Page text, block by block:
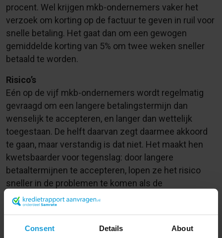
Consent Details About
procent. Wel krijgen mkb-ondernemers vaker het
verzoek om korting op de factuur te geven in ruil voor
snelle betaling. Het gaat dan om een gewogen
gemiddelde korting van 5% om twee weken sneller
betaald te worden.
Risico’s
Eén op de vijf mkb-ondernemers wordt regelmatig
gevraagd om een langere betalingstermijn dan
wenselijk te accepteren, en langer dan wettelijk
toegestaan. De helft daarvan zegt daarmee akkoord
te gaan, maar verstandig is dat niet. Het maakt hen
kwetsbaarder voor tegenslag: door langere
betaaltermijnen te accepteren, lopen ze het risico
sneller in de problemen te komen als de
economische groei afzwakt. Toch maken weinig
mkb’ers bezwaar tegen een langere betalingstermijn,